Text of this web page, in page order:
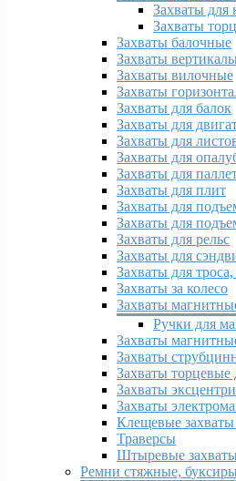
Захваты для
Захваты
Захваты балочные
Захваты
Захваты вилочные
Захваты
Захваты для балок
Захваты для
Захваты для
Захваты для
Захваты для
Захваты для плит
Захваты для
Захваты для
Захваты для рельс
Захваты для
Захваты для
Захваты за колесо
Захваты
Ручки для
Захваты
Захваты
Захваты торцевые
Захваты
Захваты
Клещевые
Траверсы
Штыревые
Ремни стяжные,